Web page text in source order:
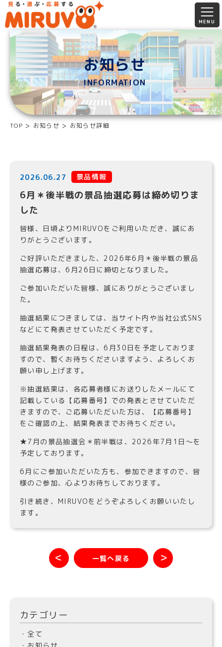
お知らせ
INFORMATION
TOP お知らせ お知らせ詳細
2026.06.27 景品情報
6月＊後半戦の景品抽選応募は締め切りま
した
皆様、日頃よりMIRUVOをご利用いただき、誠にあ
りがとうございます。
ご好評いただきました、2026年6月＊後半戦の景品
抽選応募は、6月26日に締切となりました。
ご参加いただいた皆様、誠にありがとうございまし
た。
抽選結果につきましては、当サイト内や当社公式SNS
などにて発表させていただく予定です。
抽選結果発表の日程は、6月30日を予定しておりま
すので、暫くお待ちくださいますよう、よろしくお
願い申し上げます。
※抽選結果は、各応募者様にお送りしたメールにて
記載している【応募番号】での発表とさせていただ
きますので、ご応募いただいた方は、【応募番号】
をご確認の上、結果発表までお待ちください。
★7月の景品抽選会＊前半戦は、2026年7月1日〜を
予定しております。
6月にご参加いただいた方も、参加できますので、皆
様のご参加、心よりお待ちしております。
引き続き、MIRUVOをどうぞよろしくお願いいたし
ます。
＜ 一覧へ戻る ＞
カテゴリー
・全て